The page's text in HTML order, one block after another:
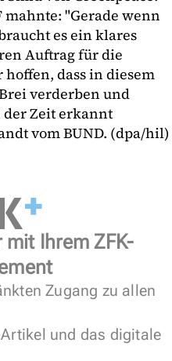
"Gerade wenn
es ein klares
Auftrag für die
hoffen, dass in diesem
verderben und
Zeit erkannt
vom BUND. (dpa/hil)
Ihrem ZFK-
Zugang zu allen
und das digitale